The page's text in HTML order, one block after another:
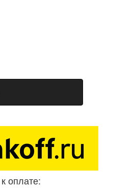
оплате: